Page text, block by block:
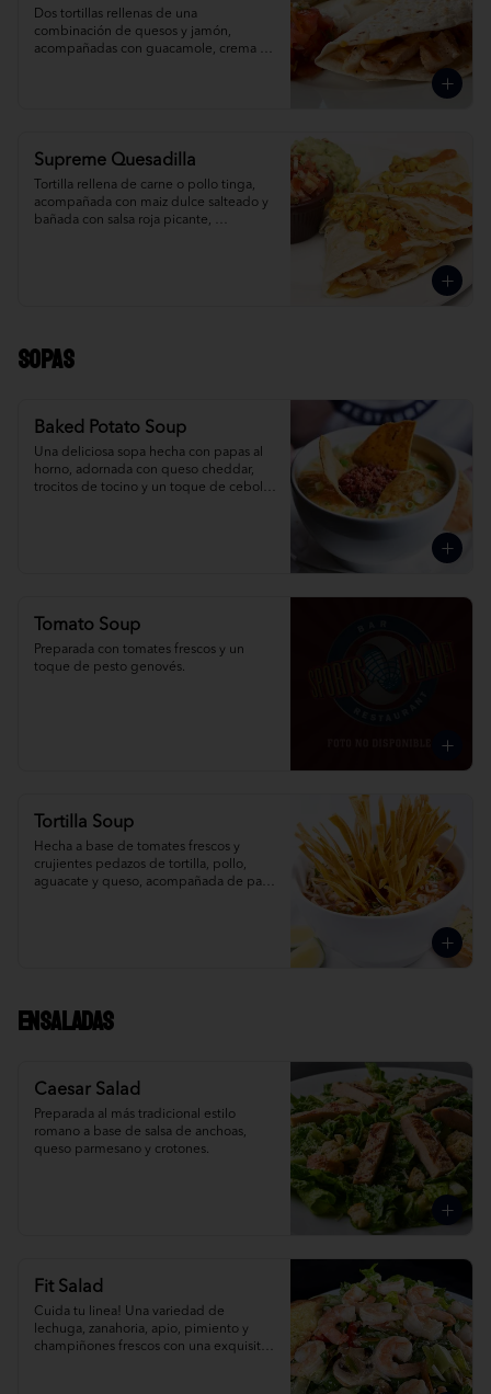
Dos tortillas rellenas de una
combinación de quesos y jamón,
acompañadas con guacamole, crema
Supreme Quesadilla
Tortilla rellena de carne o pollo tinga,
acompañada con maiz dulce salteado y
bañada con salsa roja picante,
Sopas
Baked Potato Soup
Una deliciosa sopa hecha con papas al
horno, adornada con queso cheddar,
trocitos de tocino y un toque de cebolla
Tomato Soup
Preparada con tomates frescos y un
toque de pesto genovés.
Tortilla Soup
Hecha a base de tomates frescos y
crujientes pedazos de tortilla, pollo,
aguacate y queso, acompañada de pan
Ensaladas
Caesar Salad
Preparada al más tradicional estilo
romano a base de salsa de anchoas,
queso parmesano y crotones.
Fit Salad
Cuida tu linea! Una variedad de
lechuga, zanahoria, apio, pimiento y
champiñones frescos con una exquisita